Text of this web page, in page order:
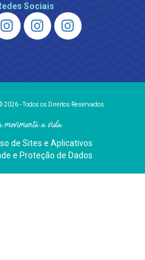
Sociais
2026 - Todos os Direitos Reservados.
movimenta a vida
de Sites e Aplicativos
e Proteção de Dados